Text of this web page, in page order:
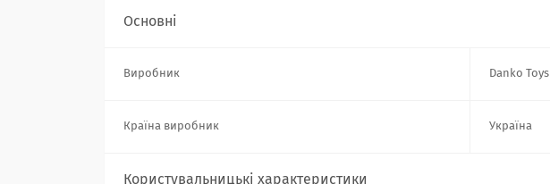
Основні
Виробник Danko Toys
Країна виробник Україна
Користувальницькі характеристики